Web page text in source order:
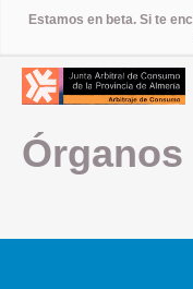
Estamos en beta. Si te
Órganos